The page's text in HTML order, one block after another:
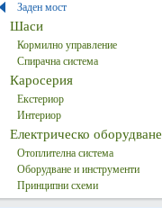
Заден мост
Шаси
Кормилно управление
Спирачна система
Каросерия
Екстериор
Интериор
Електрическо оборудване
Отоплителна система
Оборудване и инструменти
Принципни схеми